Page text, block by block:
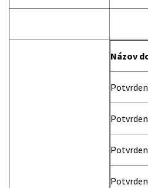
Názov